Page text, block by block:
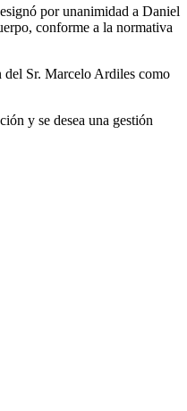
por unanimidad a Daniel
conforme a la normativa
Sr. Marcelo Ardiles como
y se desea una gestión